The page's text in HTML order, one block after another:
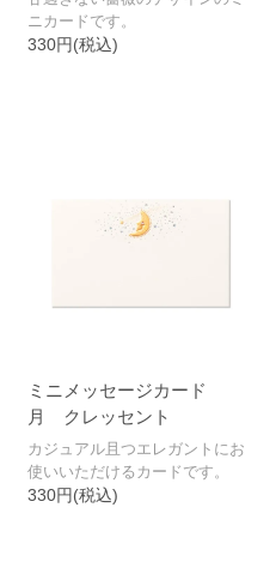
ニカードです。
330円(税込)
ミニメッセージカード
月 クレッセント
カジュアル且つエレガントにお
使いいただけるカードです。
330円(税込)